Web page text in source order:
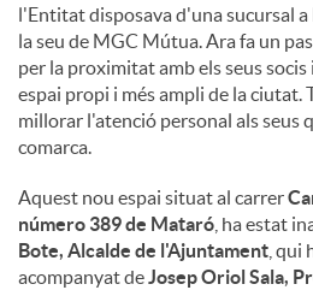
l'Entitat disposava d'una sucursal
la seu de MGC Mútua. Ara fa un
per la proximitat amb els seus
espai propi i més ampli de la ciutat.
millorar l'atenció personal als seus
comarca.
Aquest nou espai situat al carrer
número 389 de Mataró , ha estat
Bote, Alcalde de l'Ajuntament , qui
acompanyat de Josep Oriol Sala,